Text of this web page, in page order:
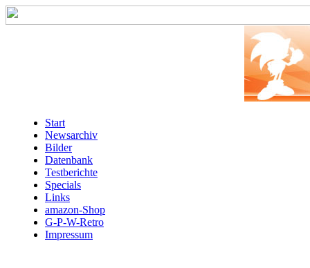
Start
Newsarchiv
Bilder
Datenbank
Testberichte
Specials
Links
amazon-Shop
G-P-W-Retro
Impressum